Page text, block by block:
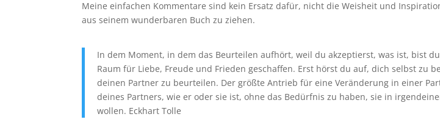
Meine einfachen Kommentare sind kein Ersatz dafür, nicht die Weisheit und
aus seinem wunderbaren Buch zu ziehen.
In dem Moment, in dem das Beurteilen aufhört, weil du akzeptierst, was ist, bist
Raum für Liebe, Freude und Frieden geschaffen. Erst hörst du auf, dich selbst zu
deinen Partner zu beurteilen. Der größte Antrieb für eine Veränderung in einer
deines Partners, wie er oder sie ist, ohne das Bedürfnis zu haben, sie in
wollen. Eckhart Tolle